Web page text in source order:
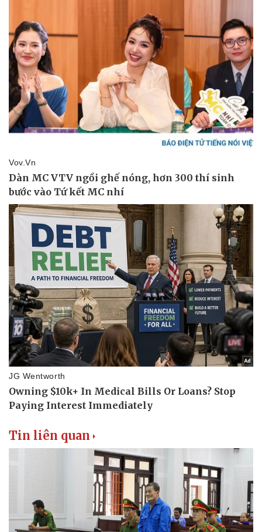
Pháp luật
Vụ án
Tin nóng
Tư vấn luật
Quân sự - Quốc phòng
Vũ khí
Việt Nam
Phân tích
Tin liên quan